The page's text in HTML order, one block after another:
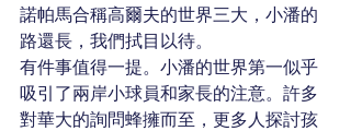
諾帕馬合稱高爾夫的世界三大，小潘的
路還長，我們拭目以待。
有件事值得一提。小潘的世界第一似乎
吸引了兩岸小球員和家長的注意。許多
對華大的詢問蜂擁而至，更多人探討孩